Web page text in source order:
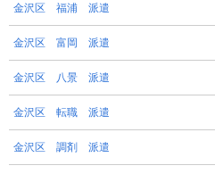
金沢区 福浦 派遣
金沢区 富岡 派遣
金沢区 八景 派遣
金沢区 転職 派遣
金沢区 調剤 派遣